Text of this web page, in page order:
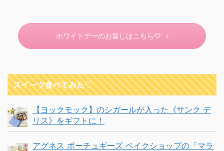
ホワイトデーのお返しはこちら♡
スイーツ食べてみた♡
【ヨックモック】のシガールが入った《サンク デ
リス》をギフトに！
アグネス ポーチュギーズ ベイクショップの「マラ